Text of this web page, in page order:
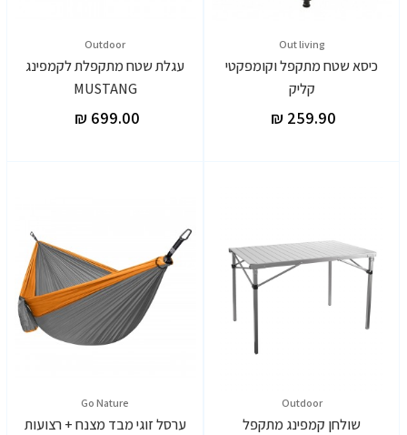
Out living
כיסא שטח מתקפל וקומפקטי
קליק
Outdoor
עגלת שטח מתקפלת לקמפינג
MUSTANG
Outdoor
שולחן קמפינג מתקפל
Go Nature
ערסל זוגי מבד מצנח + רצועות